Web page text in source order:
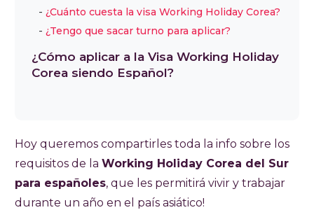
horas semanales y no tiene costo. Con 1000
plazas disponibles, la aplicación debe
Corea en Madrid o el Consulado en
¿Cuánto cuesta la visa Working Holiday Corea?
¿Tengo que sacar turno para aplicar?
¿Cómo aplicar a la Visa Working Holiday
Corea siendo Español?
Hoy queremos compartirles toda la info sobre los
requisitos de la Working Holiday Corea del Sur
para españoles, que les permitirá vivir y trabajar
durante un año en el país asiático!